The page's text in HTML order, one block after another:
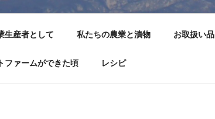
生産者として 私たちの農業と漬物 お取扱い品
ファームができた頃 レシピ